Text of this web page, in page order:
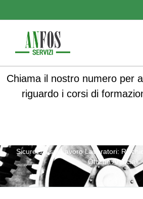
Chiama il nostro numero per
riguardo i corsi di
Sicurezza sul Lavoro Lavoratori:
Ottiche Artificiali